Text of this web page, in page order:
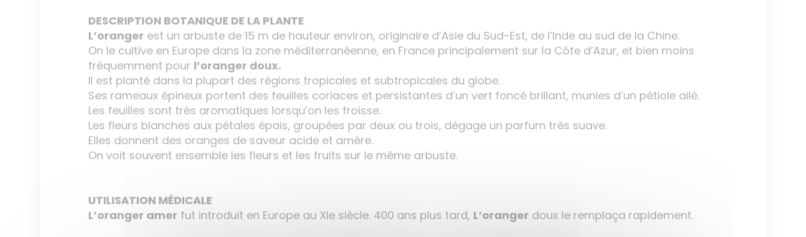
DESCRIPTION BOTANIQUE DE LA PLANTE
L’oranger est un arbuste de 15 m de hauteur environ, originaire d’Asie du Sud-Est, de l’Inde au sud de la Chine.
On le cultive en Europe dans la zone méditerranéenne, en France principalement sur la Côte d’Azur, et bien moins
fréquemment pour l’oranger doux.
Il est planté dans la plupart des régions tropicales et subtropicales du globe.
Ses rameaux épineux portent des feuilles coriaces et persistantes d’un vert foncé brillant, munies d’un pétiole ailé.
Les feuilles sont très aromatiques lorsqu’on les froisse.
Les fleurs blanches aux pétales épais, groupées par deux ou trois, dégage un parfum très suave.
Elles donnent des oranges de saveur acide et amère.
On voit souvent ensemble les fleurs et les fruits sur le même arbuste.
UTILISATION MÉDICALE
L’oranger amer fut introduit en Europe au XIe siècle. 400 ans plus tard, L’oranger doux le remplaça rapidement.